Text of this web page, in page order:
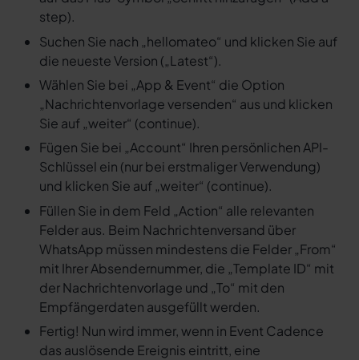
step).
Suchen Sie nach „hellomateo“ und klicken Sie auf
die neueste Version („Latest“).
Wählen Sie bei „App & Event“ die Option
„Nachrichtenvorlage versenden“ aus und klicken
Sie auf „weiter“ (continue).
Fügen Sie bei „Account“ Ihren persönlichen API-
Schlüssel ein (nur bei erstmaliger Verwendung)
und klicken Sie auf „weiter“ (continue).
Füllen Sie in dem Feld „Action“ alle relevanten
Felder aus. Beim Nachrichtenversand über
WhatsApp müssen mindestens die Felder „From“
mit Ihrer Absendernummer, die „Template ID“ mit
der Nachrichtenvorlage und „To“ mit den
Empfängerdaten ausgefüllt werden.
Fertig! Nun wird immer, wenn in Event Cadence
das auslösende Ereignis eintritt, eine